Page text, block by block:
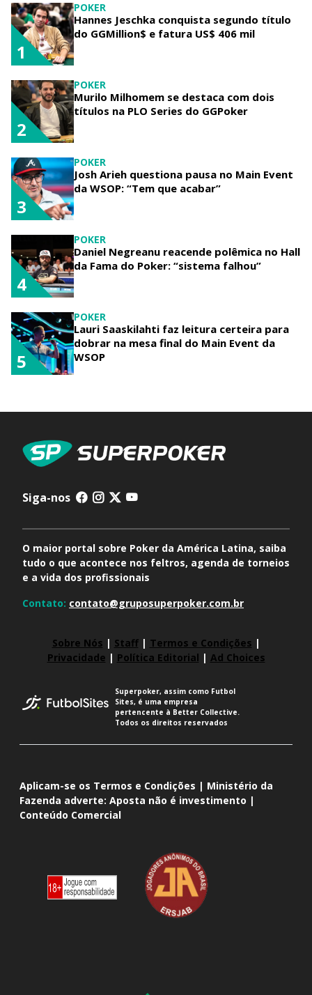
POKER
Hannes Jeschka conquista segundo título
do GGMillion$ e fatura US$ 406 mil
1
POKER
Murilo Milhomem se destaca com dois
títulos na PLO Series do GGPoker
2
POKER
Josh Arieh questiona pausa no Main Event
da WSOP: “Tem que acabar”
3
POKER
Daniel Negreanu reacende polêmica no Hall
da Fama do Poker: “sistema falhou”
4
POKER
Lauri Saaskilahti faz leitura certeira para
dobrar na mesa final do Main Event da
WSOP
5
Siga-nos
O maior portal sobre Poker da América Latina, saiba
tudo o que acontece nos feltros, agenda de torneios
e a vida dos profissionais
Contato: contato@gruposuperpoker.com.br
Sobre Nós | Staff| Termos e Condições |
Privacidade | Política Editorial | Ad Choices
Superpoker, assim como Futbol
Sites, é uma empresa
pertencente à Better Collective.
Todos os direitos reservados
Aplicam-se os Termos e Condições | Ministério da
Fazenda adverte: Aposta não é investimento |
Conteúdo Comercial